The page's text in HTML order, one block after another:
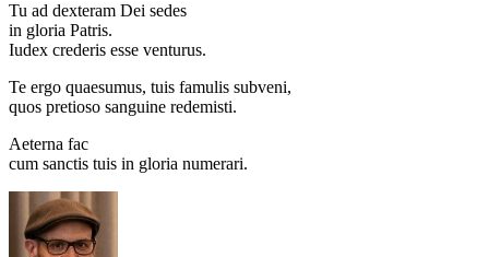
Tu ad dexteram Dei sedes
in gloria Patris.
Iudex crederis esse venturus.
Te ergo quaesumus, tuis famulis subveni,
quos pretioso sanguine redemisti.
Aeterna fac
cum sanctis tuis in gloria numerari.